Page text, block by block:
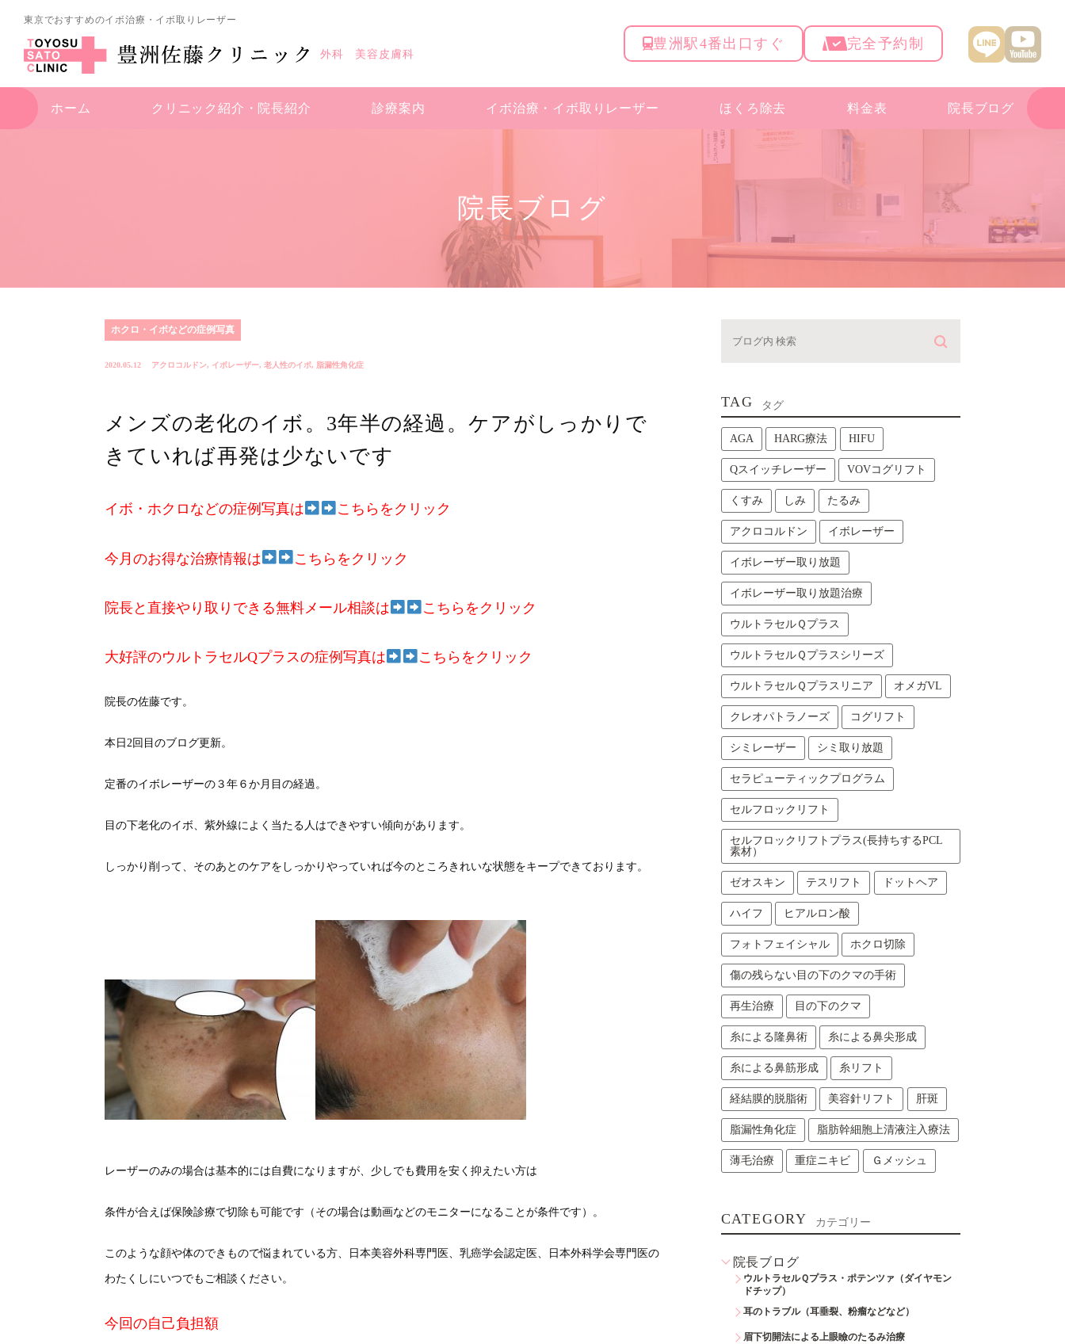
東京でおすすめのイボ治療・イボ取りレーザー
外科 美容皮膚科
豊洲駅4番出口すぐ 完全予約制
ホーム クリニック紹介・ 院長紹介 診療案内 イボ治療・ イボ取りレーザー ほくろ除去 料金表 院長ブログ
院長ブログ
ホクロ・イボなどの症例写真
2020.05.12 アクロコルドン, イボレーザー, 老人性のイボ, 脂漏性角化症
メンズの老化のイボ。3年半の経過。ケアがしっかりで
きていれば再発は少ないです
イボ・ホクロなどの症例写真は こちらをクリック
今月のお得な治療情報は こちらをクリック
院長と直接やり取りできる無料メール相談は こちらをクリック
大好評のウルトラセルQプラスの症例写真は こちらをクリック
院長の佐藤です。
本日2回目のブログ更新。
定番のイボレーザーの３年６か月目の経過。
目の下老化のイボ、紫外線によく当たる人はできやすい傾向があります。
しっかり削って、そのあとのケアをしっかりやっていれば今のところきれいな状態をキープできております。
レーザーのみの場合は基本的には自費になりますが、少しでも費用を安く抑えたい方は
条件が合えば保険診療で切除も可能です（その場合は動画などのモニターになることが条件です）。
このような顔や体のできもので悩まれている方、日本美容外科専門医、乳癌学会認定医、日本外科学会専門医の
わたくしにいつでもご相談ください。
今回の自己負担額
TAG タグ
AGA HARG療法 HIFU
Qスイッチレーザー VOVコグリフト
くすみ しみ たるみ
アクロコルドン イボレーザー
イボレーザー取り放題
イボレーザー取り放題治療
ウルトラセルＱプラス
ウルトラセルＱプラスシリーズ
ウルトラセルＱプラスリニア オメガVL
クレオパトラノーズ コグリフト
シミレーザー シミ取り放題
セラピューティックプログラム
セルフロックリフト
セルフロックリフトプラス(長持ちするPCL
素材）
ゼオスキン テスリフト ドットヘア
ハイフ ヒアルロン酸
フォトフェイシャル ホクロ切除
傷の残らない目の下のクマの手術
再生治療 目の下のクマ
糸による隆鼻術 糸による鼻尖形成
糸による鼻筋形成 糸リフト
経結膜的脱脂術 美容針リフト 肝斑
脂漏性角化症 脂肪幹細胞上清液注入療法
薄毛治療 重症ニキビ Ｇメッシュ
CATEGORY カテゴリー
院長ブログ
ウルトラセルＱプラス・ポテンツァ（ダイヤモン
ドチップ）
耳のトラブル（耳垂裂、粉瘤などなど）
眉下切開法による上眼瞼のたるみ治療